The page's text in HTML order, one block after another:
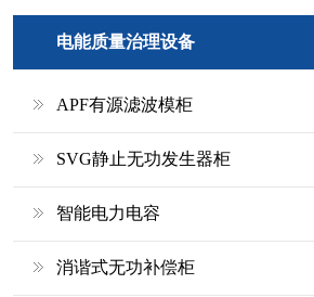
电能质量治理设备
APF有源滤波模柜
SVG静止无功发生器柜
智能电力电容
消谐式无功补偿柜